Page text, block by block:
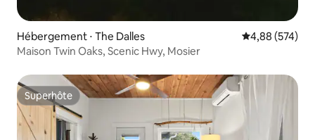
Hébergement ⋅ The Dalles Évaluation
4,88 (574)
Maison Twin Oaks, Scenic Hwy, Mosier
Superhôte
Superhôte